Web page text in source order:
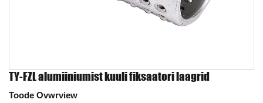
TY-FZL alumiiniumist kuuli fiksaatori laagrid
Toode Ovwrview